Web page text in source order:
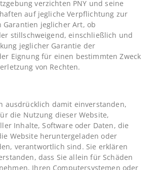
verzichten PNY und seine
auf jegliche Verpflichtung zur
Garantien jeglicher Art, ob
stillschweigend, einschließlich und
jeglicher Garantie der
Eignung für einen bestimmten Zweck
von Rechten.
ausdrücklich damit einverstanden,
die Nutzung dieser Website,
Inhalte, Software oder Daten, die
Website heruntergeladen oder
verantwortlich sind. Sie erklären
dass Sie allein für Schäden
Ihren Computersystemen oder